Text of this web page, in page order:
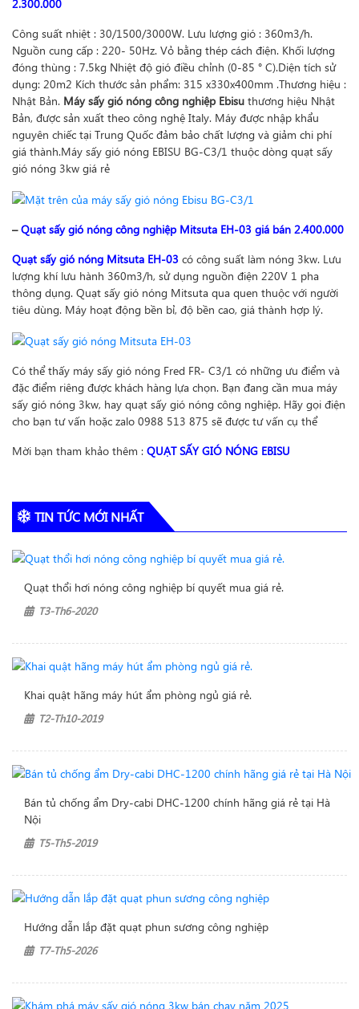
2.300.000
Công suất nhiệt : 30/1500/3000W. Lưu lượng gió : 360m3/h.
Nguồn cung cấp : 220- 50Hz. Vỏ bằng thép cách điện. Khối lượng
đóng thùng : 7.5kg Nhiệt độ gió điều chỉnh (0-85 ° C).Diện tích sử
dụng: 20m2 Kích thước sản phẩm: 315 x330x400mm .Thương hiệu :
Nhật Bản. Máy sấy gió nóng công nghiệp Ebisu thương hiệu Nhật
Bản, được sản xuất theo công nghệ Italy. Máy được nhập khẩu
nguyên chiếc tại Trung Quốc đảm bảo chất lượng và giảm chi phí
giá thành.Máy sấy gió nóng EBISU BG-C3/1 thuộc dòng quạt sấy
gió nóng 3kw giá rẻ
–Quạt sấy gió nóng công nghiệp Mitsuta EH-03 giá bán 2.400.000
Quạt sấy gió nóng Mitsuta EH-03 có công suất làm nóng 3kw. Lưu
lượng khí lưu hành 360m3/h, sử dụng nguồn điện 220V 1 pha
thông dụng. Quạt sấy gió nóng Mitsuta qua quen thuộc với người
tiêu dùng. Máy hoạt động bền bỉ, độ bền cao, giá thành hợp lý.
Có thể thấy máy sấy gió nóng Fred FR- C3/1 có những ưu điểm và
đặc điểm riêng được khách hàng lựa chọn. Bạn đang cần mua máy
sấy gió nóng 3kw, hay quạt sấy gió nóng công nghiệp. Hãy gọi điện
cho bạn tư vấn hoặc zalo 0988 513 875 sẽ được tư vấn cụ thể
Mời bạn tham khảo thêm : QUẠT SẤY GIÓ NÓNG EBISU
TIN TỨC MỚI NHẤT
Quạt thổi hơi nóng công nghiệp bí quyết mua giá rẻ.
T3-Th6-2020
Khai quật hãng máy hút ẩm phòng ngủ giá rẻ.
T2-Th10-2019
Bán tủ chống ẩm Dry-cabi DHC-1200 chính hãng giá rẻ tại Hà
Nội
T5-Th5-2019
Hướng dẫn lắp đặt quạt phun sương công nghiệp
T7-Th5-2026